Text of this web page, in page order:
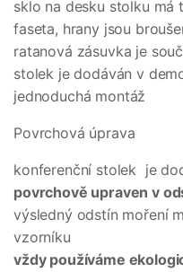
sklo na desku stolku
faseta, hrany jsou
ratanová zásuvka je
stolek je dodáván v
jednoduchá montáž
Povrchová úprava
konferenční stolek je
povrchově upraven v
výsledný odstín moření
vzorníku
vždy používáme